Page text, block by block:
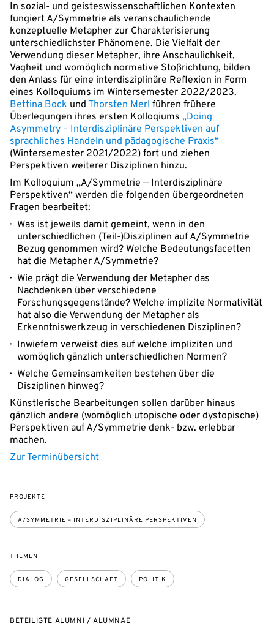
In sozial- und geisteswissenschaftlichen Kontexten
fungiert A/Symmetrie als veranschaulichende
konzeptuelle Metapher zur Charakterisierung
unterschiedlichster Phänomene. Die Vielfalt der
Verwendung dieser Metapher, ihre Anschaulichkeit,
Vagheit und womöglich normative Stoßrichtung, bilden
den Anlass für eine interdisziplinäre Reflexion in Form
eines Kolloquiums im Wintersemester 2022/2023.
Bettina Bock und Thorsten Merl führen frühere
Überlegungen ihres ersten Kolloqiums „Doing
Asymmetry – Interdisziplinäre Perspektiven auf
sprachliches Handeln und pädagogische Praxis“
(Wintersemester 2021/2022) fort und ziehen
Perspektiven weiterer Disziplinen hinzu.
Im Kolloquium „A/Symmetrie — Interdisziplinäre
Perspektiven“ werden die folgenden übergeordneten
Fragen bearbeitet:
Was ist jeweils damit gemeint, wenn in den
unterschiedlichen (Teil-)Disziplinen auf A/Symmetrie
Bezug genommen wird? Welche Bedeutungsfacetten
hat die Metapher A/Symmetrie?
Wie prägt die Verwendung der Metapher das
Nachdenken über verschiedene
Forschungsgegenstände? Welche implizite Normativität
hat also die Verwendung der Metapher als
Erkenntniswerkzeug in verschiedenen Disziplinen?
Inwiefern verweist dies auf welche impliziten und
womöglich gänzlich unterschiedlichen Normen?
Welche Gemeinsamkeiten bestehen über die
Disziplinen hinweg?
Künstlerische Bearbeitungen sollen darüber hinaus
gänzlich andere (womöglich utopische oder dystopische)
Perspektiven auf A/Symmetrie denk- bzw. erlebbar
machen.
Zur Terminübersicht
PROJEKTE
A/SYMMETRIE – INTERDISZIPLINÄRE PERSPEKTIVEN
THEMEN
DIALOG GESELLSCHAFT POLITIK
BETEILIGTE ALUMNI / ALUMNAE